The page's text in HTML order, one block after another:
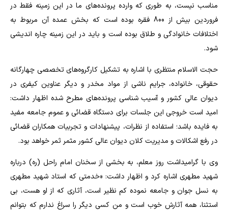
مناسب نیست، به طوری که وارده پرونده‌های ما در این زمینه فقط در
فروردین بیش از 800 فقره بوده است که بخش عمده آن مربوط به
اختلافات خانوادگی و طلاق بوده است و باید در این زمینه چاره اندیشی
شود.
حجت الاسلام منتظری با اشاره به تشکیل کارگروه‌های تخصصی چهارگانه
حقوقی، خانواده، جرایم ناشی از مواد مخدر و دیگر عناوین کیفری در
دیوان عالی کشور و آسیب شناسی پرونده‌های مطرح شده اظهار داشت:
امید است خروجی این جلسات برای دستگاه قضائی و عموم جامعه مفید
به فایده باشد؛ استفاده از نظرات، پیشنهادات و تجربیات همکاران قضائی
در رفع اشکالات و مدیریت کلان دیوان عالی کشور مثمر ثمر خواهد بود.
وی با گرامیداشت روز معلم، به بخشی از سخنان امام راحل (ره) درباره
شهید مطهری اشاره کرد و اظهار داشت: «خدمتی که استاد شهید مطهری
به نسل جوان و جامعه نموده کم نظیر است، آثاری که از او هست، بی
استثنا، همه آثارش خوب است و من کسی دیگر را سراغ ندارم که بتوانم